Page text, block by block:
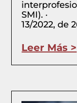
SMI). ·
13/2022, de
Leer Más >